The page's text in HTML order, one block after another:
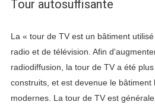
Tour autosuffisante
La « tour de TV est un bâtiment
radio et de télévision. Afin
radiodiffusion, la tour de TV a été
construits, et est devenue le
modernes. La tour de TV est